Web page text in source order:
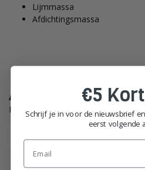
Lijmmassa
Afdichtingsmassa
Abonneer je op onze
Blijf op de hoogte van de beste deals
€5
Schrijf je in voor de nieuwsbrief
eerst volgende
Email